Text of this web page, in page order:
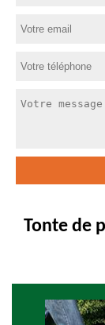
Tonte de